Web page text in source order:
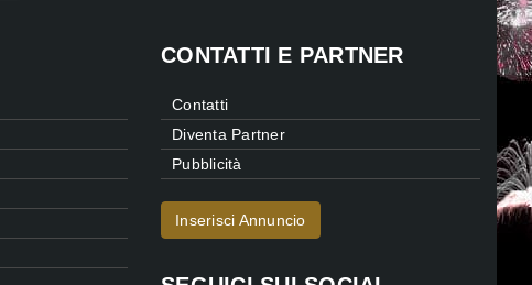
CONTATTI E PARTNER
Contatti
Diventa Partner
Pubblicità
Inserisci Annuncio